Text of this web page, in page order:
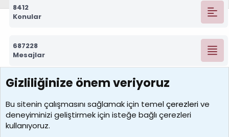
8412
Konular
687228
Mesajlar
7388
Kullanıcılar
borabekirogluu
Son üye
Gizliliğinize önem veriyoruz
Bu sitenin çalışmasını sağlamak için temelçerezlerive
deneyiminizi geliştirmek için isteğe bağlı çerezleri
kullanıyoruz.